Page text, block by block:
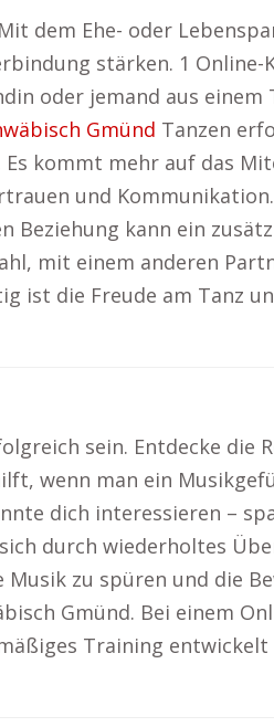
dem Ehe- oder
stärken. 1 Online-
oder jemand aus
Gmünd Tanzen
Es kommt mehr auf das
und
Beziehung kann ein
mit einem anderen
ist die Freude am Tanz
sein. Entdecke die
wenn man ein
dich interessieren –
durch wiederholtes
zu spüren und die
Gmünd. Bei einem
Training